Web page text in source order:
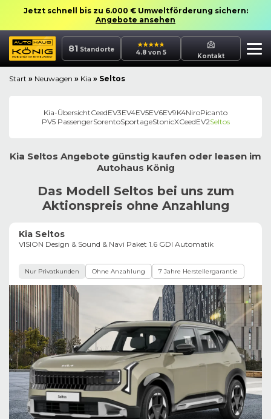
Jetzt schnell bis zu 6.000 € Umweltförderung sichern:
Angebote ansehen
81 Standorte 4.8 von 5 Kontakt
Start » Neuwagen » Kia » Seltos
Kia-ÜbersichtCeedEV3EV4EV5EV6EV9K4NiroPicanto
PV5 PassengerSorentoSportageStonicXCeedEV2Seltos
Kia Seltos Angebote günstig kaufen oder leasen im
Autohaus König
Das Modell Seltos bei uns zum
Aktionspreis ohne Anzahlung
Kia Seltos
VISION Design & Sound & Navi Paket 1.6 GDI Automatik
Nur Privatkunden Ohne Anzahlung 7 Jahre Herstellergarantie